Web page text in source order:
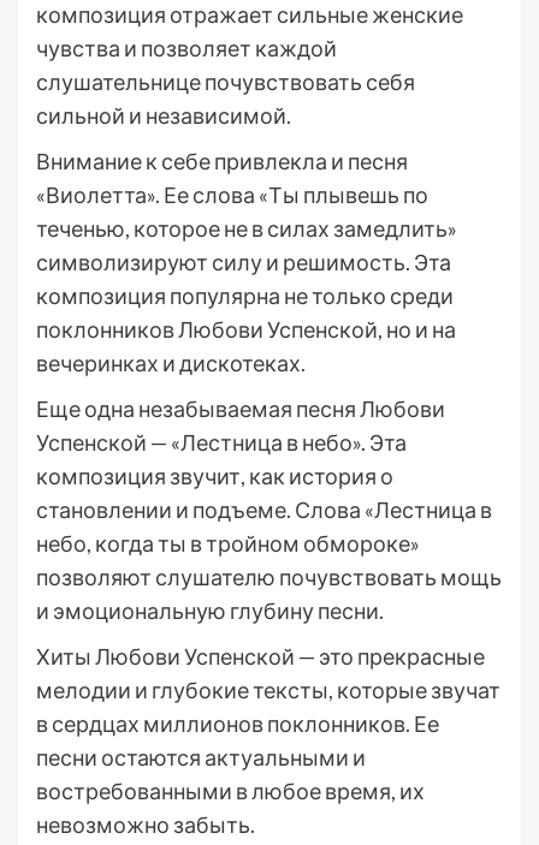
композиция отражает сильные женские
чувства и позволяет каждой
слушательнице почувствовать себя
сильной и независимой.
Внимание к себе привлекла и песня
«Виолетта». Ее слова «Ты плывешь по
теченью, которое не в силах замедлить»
символизируют силу и решимость. Эта
композиция популярна не только среди
поклонников Любови Успенской, но и на
вечеринках и дискотеках.
Еще одна незабываемая песня Любови
Успенской — «Лестница в небо». Эта
композиция звучит, как история о
становлении и подъеме. Слова «Лестница в
небо, когда ты в тройном обмороке»
позволяют слушателю почувствовать мощь
и эмоциональную глубину песни.
Хиты Любови Успенской — это прекрасные
мелодии и глубокие тексты, которые звучат
в сердцах миллионов поклонников. Ее
песни остаются актуальными и
востребованными в любое время, их
невозможно забыть.